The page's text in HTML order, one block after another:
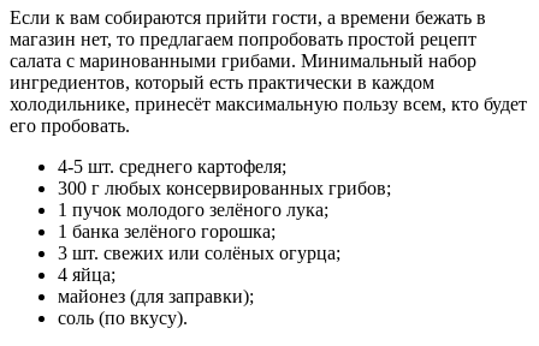
Если к вам собираются прийти гости, а времени бежать в
магазин нет, то предлагаем попробовать простой рецепт
салата с маринованными грибами. Минимальный набор
ингредиентов, который есть практически в каждом
холодильнике, принесёт максимальную пользу всем, кто будет
его пробовать.
4-5 шт. среднего картофеля;
300 г любых консервированных грибов;
1 пучок молодого зелёного лука;
1 банка зелёного горошка;
3 шт. свежих или солёных огурца;
4 яйца;
майонез (для заправки);
соль (по вкусу).